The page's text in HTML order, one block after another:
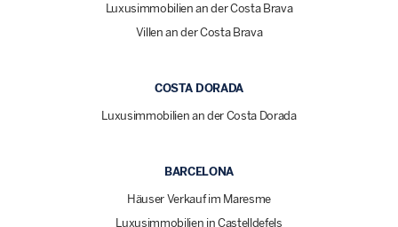
Luxusimmobilien an der Costa Brava
Villen an der Costa Brava
COSTA DORADA
Luxusimmobilien an der Costa Dorada
BARCELONA
Häuser Verkauf im Maresme
Luxusimmobilien in Castelldefels